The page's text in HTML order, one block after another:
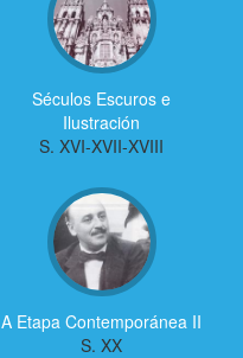
Séculos Escuros e
Ilustración
S. XVI-XVII-XVIII
A Etapa Contemporánea II
S. XX